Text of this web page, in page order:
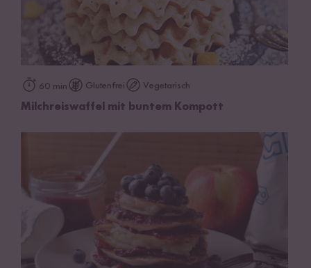
60 min Glutenfrei Vegetarisch
Milchreiswaffel mit buntem Kompott